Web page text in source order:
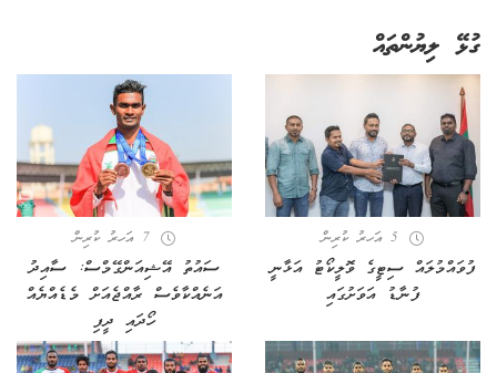
ގުޅޭ ލިޔުންތައް
5 އަހރު ކުރިން
ފުވައްމުލައް ސިޓީގެ ވޮލީކޯޓު އަޅާނީ
ފުނާޑު އަވަށުގައި
7 އަހރު ކުރިން
ސައުތު އޭޝިއަންގޭމްސް: ސާއިދު
އަނެއްކާވެސް ރާއްޖެއަށް މެޑެއްޔެއް
ހޯދައި ދީފި